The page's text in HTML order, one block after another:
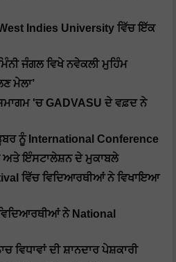
Indies University ਵਿੱਚ ਇੱਕ
ਜੰਗਲ ਵਿਖੇ ਨਵੇਕਲੀ ਮੁਹਿੰਮ
ਮੇਲਾ’
'ਚ GADVASU ਦੇ ਵਫ਼ਦ ਨੇ
ਨੂੰ International Conference
ਅਤੇ ਇੰਸਟਾਲੇਸ਼ਨ ਦੇ ਮੁਕਾਬਲੇ
ਵਿੱਚ ਵਿਦਿਆਰਥੀਆਂ ਨੇ ਵਿਖਾਇਆ
ਨੇ National
ਦੀ ਸ਼ਾਨਦਾਰ ਪੇਸ਼ਕਾਰੀ